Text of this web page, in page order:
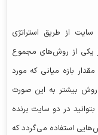
از طریق استراتژی
یکی از روش‌های مجموع
بازه میانی که مورد
روش بیشتر به این صورت
در دو سایت برنده
استفاده می‌گردد که